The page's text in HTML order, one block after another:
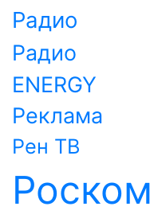
Радио
Радио
ENERGY
Реклама
Рен ТВ